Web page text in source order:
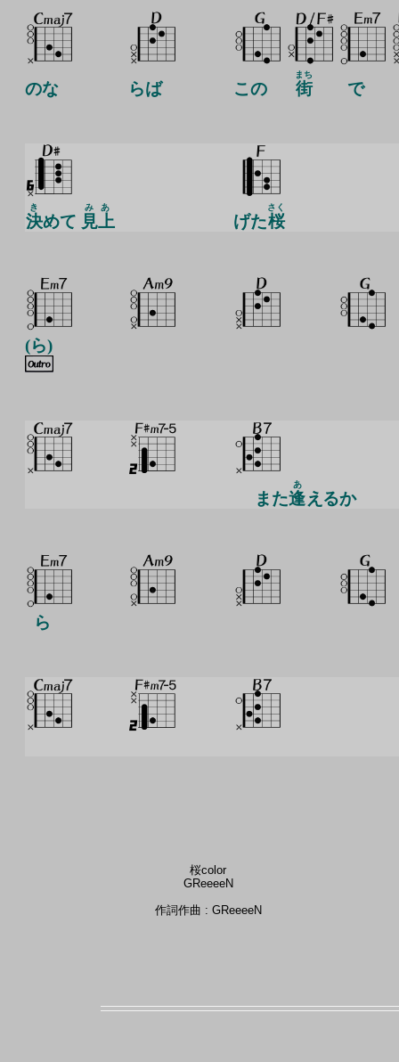
のな らば この 街
まち
で
決
き
めて 見上
みあ
げた桜
さく
(ら)
また逢
あ
えるか
ら
桜color
GReeeeN
作詞作曲 : GReeeeN